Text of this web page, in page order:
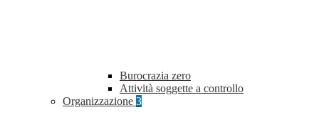
Burocrazia zero
Attività soggette a controllo
Organizzazione 3